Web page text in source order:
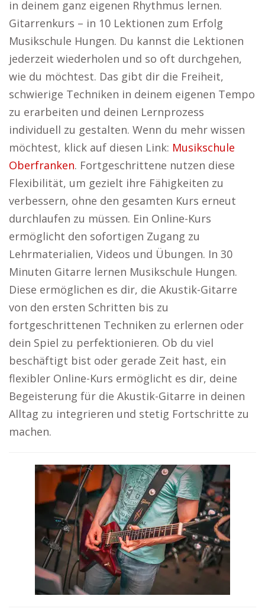
in deinem ganz eigenen Rhythmus lernen.
Gitarrenkurs – in 10 Lektionen zum Erfolg
Musikschule Hungen. Du kannst die Lektionen
jederzeit wiederholen und so oft durchgehen,
wie du möchtest. Das gibt dir die Freiheit,
schwierige Techniken in deinem eigenen Tempo
zu erarbeiten und deinen Lernprozess
individuell zu gestalten. Wenn du mehr wissen
möchtest, klick auf diesen Link: Musikschule
Oberfranken. Fortgeschrittene nutzen diese
Flexibilität, um gezielt ihre Fähigkeiten zu
verbessern, ohne den gesamten Kurs erneut
durchlaufen zu müssen. Ein Online-Kurs
ermöglicht den sofortigen Zugang zu
Lehrmaterialien, Videos und Übungen. In 30
Minuten Gitarre lernen Musikschule Hungen.
Diese ermöglichen es dir, die Akustik-Gitarre
von den ersten Schritten bis zu
fortgeschrittenen Techniken zu erlernen oder
dein Spiel zu perfektionieren. Ob du viel
beschäftigt bist oder gerade Zeit hast, ein
flexibler Online-Kurs ermöglicht es dir, deine
Begeisterung für die Akustik-Gitarre in deinen
Alltag zu integrieren und stetig Fortschritte zu
machen.